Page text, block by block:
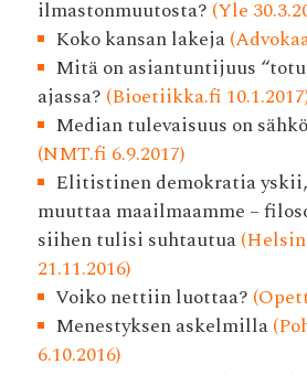
ilmastonmuutosta? (Yle
Koko kansan lakeja
Mitä on asiantuntijuus
ajassa? (Bioetiikka.fi
Median tulevaisuus on
(NMT.fi 6.9.2017)
Elitistinen demokratia yskii,
muuttaa maailmaamme –
siihen tulisi suhtautua
21.11.2016)
Voiko nettiin luottaa?
Menestyksen askelmilla
6.10.2016)